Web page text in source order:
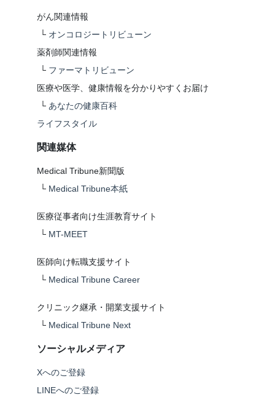
がん関連情報
└ オンコロジートリビューン
薬剤師関連情報
└ ファーマトリビューン
医療や医学、健康情報を分かりやすくお届け
└ あなたの健康百科
ライフスタイル
関連媒体
Medical Tribune新聞版
└ Medical Tribune本紙
医療従事者向け生涯教育サイト
└ MT-MEET
医師向け転職支援サイト
└ Medical Tribune Career
クリニック継承・開業支援サイト
└ Medical Tribune Next
ソーシャルメディア
Xへのご登録
LINEへのご登録